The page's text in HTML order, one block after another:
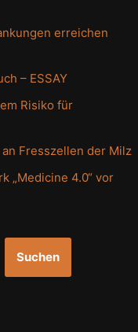
erreichen
– ESSAY
Risiko für
Fresszellen der Milz
„Medicine 4.0“ vor
Suchen